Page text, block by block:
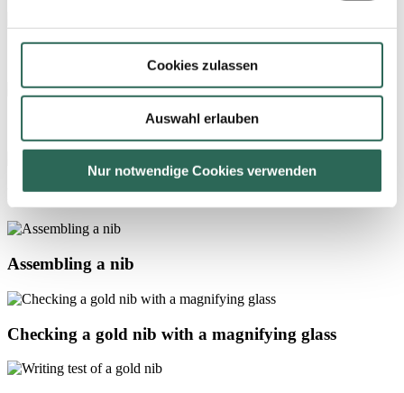
Cookies zulassen
Auswahl erlauben
Nur notwendige Cookies verwenden
Polishing nibs in granulate
Assembling a nib
Checking a gold nib with a magnifying glass